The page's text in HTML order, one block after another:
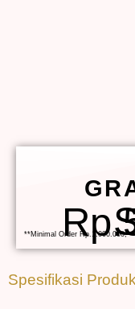
**Minimal Order Rp.1.000.000,-
Spesifikasi Produk